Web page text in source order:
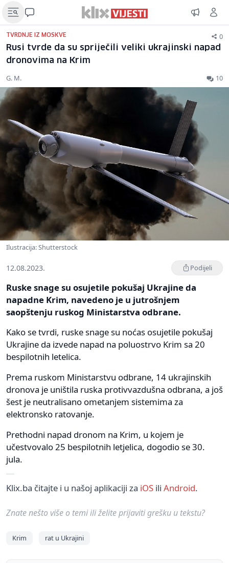
TVRDNJE IZ MOSKVE 0
Rusi tvrde da su spriječili veliki ukrajinski napad
dronovima na Krim
G. M. 10
Ilustracija: Shutterstock
12.08.2023. Podijeli
Ruske snage su osujetile pokušaj Ukrajine da
napadne Krim, navedeno je u jutrošnjem
saopštenju ruskog Ministarstva odbrane.
Kako se tvrdi, ruske snage su noćas osujetile pokušaj
Ukrajine da izvede napad na poluostrvo Krim sa 20
bespilotnih letelica.
Prema ruskom Ministarstvu odbrane, 14 ukrajinskih
dronova je uništila ruska protivvazdušna odbrana, a još
šest je neutralisano ometanjem sistemima za
elektronsko ratovanje.
Prethodni napad dronom na Krim, u kojem je
učestvovalo 25 bespilotnih letjelica, dogodio se 30.
jula.
Klix.ba čitajte i u našoj aplikaciji za iOS ili Android.
Znate nešto više o temi ili želite prijaviti grešku u tekstu?
Krim rat u Ukrajini